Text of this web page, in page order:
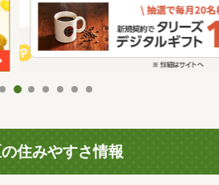
住みやすさ情報